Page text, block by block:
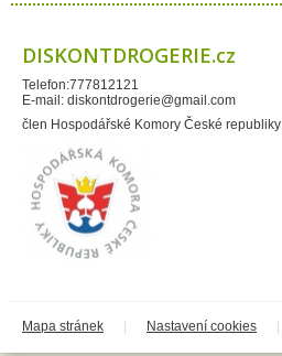
Bolton
BumusCare GmBh
Certex
Chante Clair
Chopa
ChupaChups
Claro
Cleanzy s.r.o.
Cleary Group Italy
Clovin Germany
Codaa
Colgate - Palmolive
Coty
Coyote
Dalli
Dalli - Werkge Germany
DISKONTDROGERIE.cz
Telefon:777812121
E-mail: diskontdrogerie@gmail.com
člen Hospodářské Komory České republiky
Mapa stránek Nastavení cookies